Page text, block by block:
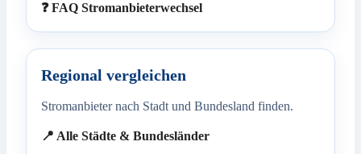
❓ FAQ Stromanbieterwechsel
Regional vergleichen
Stromanbieter nach Stadt und Bundesland finden.
📍 Alle Städte & Bundesländer